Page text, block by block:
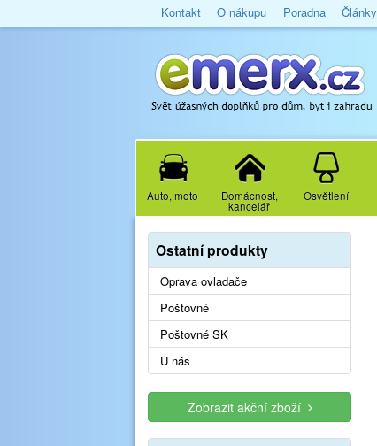
Kontakt O nákupu Poradna Články
Auto, moto Domácnost,
kancelář
Osvětlení
Ostatní produkty
Oprava ovladače
Poštovné
Poštovné SK
U nás
Zobrazit akční zboží